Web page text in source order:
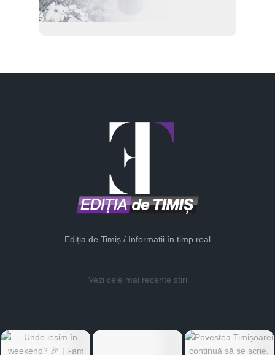
Ediția de Timiș / Informații în timp real
Vezi cele mai recente știri